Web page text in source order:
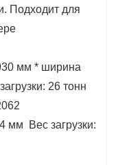
Подходит для
мм * ширина
26 тонн
мм Вес загрузки: